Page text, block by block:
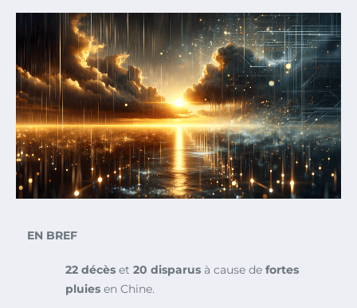
EN BREF
22 décès et 20 disparus à cause de fortes
pluies en Chine.